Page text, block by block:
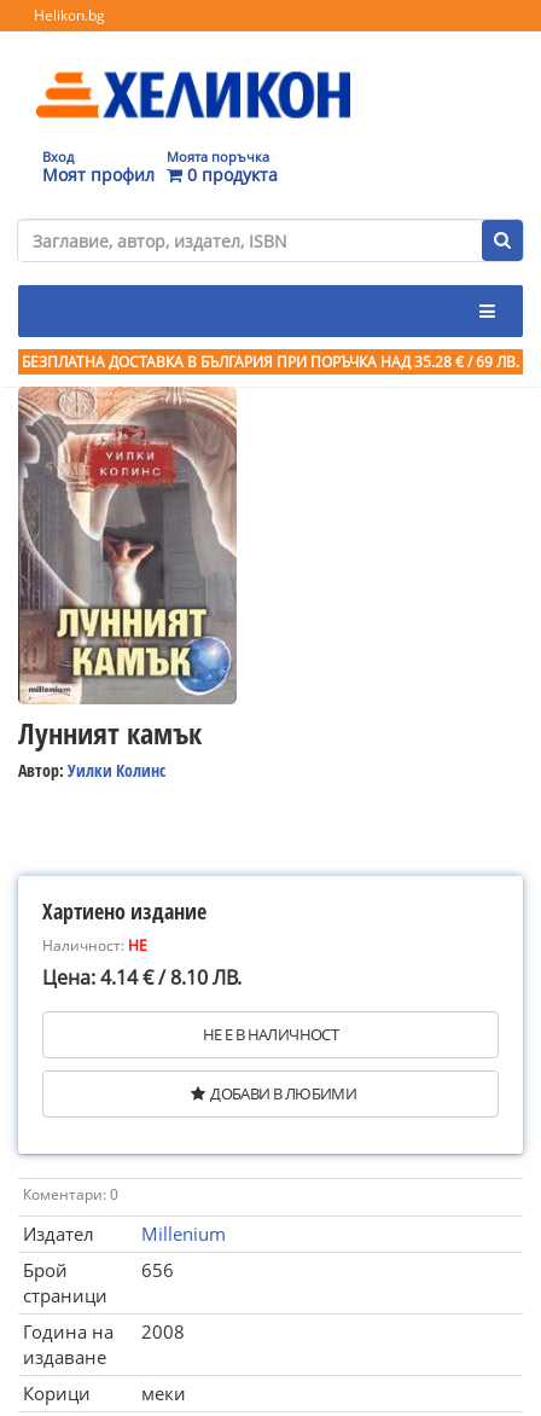
Helikon.bg
Вход
Моят профил
Моята поръчка
0 продукта
БЕЗПЛАТНА ДОСТАВКА В БЪЛГАРИЯ ПРИ ПОРЪЧКА НАД 35.28 € / 69 ЛВ.
Лунният камък
Автор: Уилки Колинс
Хартиено издание
Наличност: НЕ
Цена: 4.14 € / 8.10 ЛВ.
НЕ Е В НАЛИЧНОСТ
ДОБАВИ В ЛЮБИМИ
Коментари: 0
Издател
Millenium
Брой
страници
656
Година на
издаване
2008
Корици
меки